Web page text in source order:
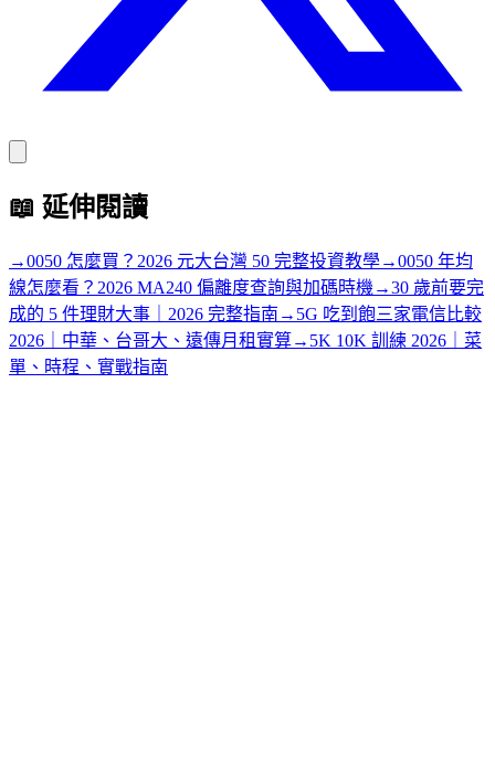
📖 延伸閱讀
→0050 怎麼買？2026 元大台灣 50 完整投資教學→0050 年均
線怎麼看？2026 MA240 偏離度查詢與加碼時機 →30 歲前要完
成的 5 件理財大事｜2026 完整指南 → 5G 吃到飽三家電信比較
2026｜中華、台哥大、遠傳月租實算→ 5K 10K 訓練 2026｜菜
單、時程、實戰指南